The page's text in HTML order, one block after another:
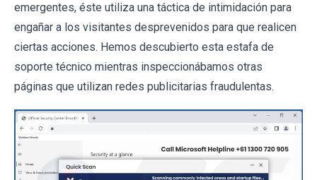
emergentes, éste utiliza una táctica de intimidación para
engañar a los visitantes desprevenidos para que realicen
ciertas acciones. Hemos descubierto esta estafa de
soporte técnico mientras inspeccionábamos otras
páginas que utilizan redes publicitarias fraudulentas.